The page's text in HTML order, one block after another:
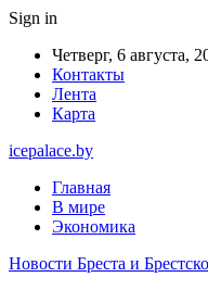
Sign in
Четверг, 6 августа,
Контакты
Лента
Карта
icepalace.by
Главная
В мире
Экономика
Новости Бреста и